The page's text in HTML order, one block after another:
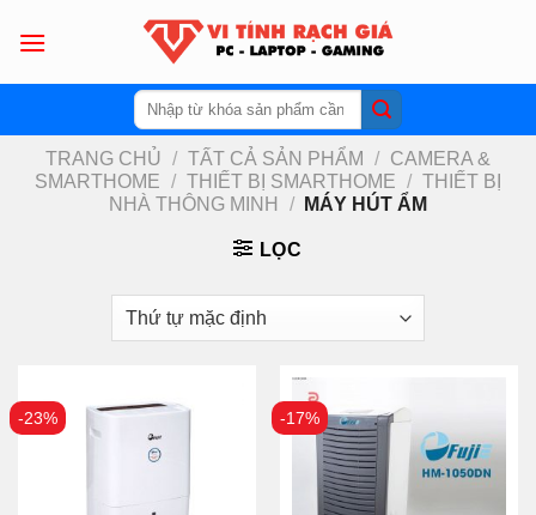
Tìm
kiếm:
TRANG CHỦ / TẤT CẢ SẢN PHẨM /
CAMERA &
SMARTHOME
/ THIẾT BỊ SMARTHOME / THIẾT BỊ
NHÀ THÔNG MINH
/ MÁY HÚT ẨM
LỌC
-23% -17%